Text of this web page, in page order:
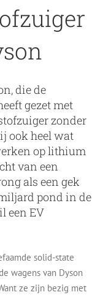
die de
gezet met
zonder
ook heel wat
op lithium
van een
als een gek
pond in de
een EV
solid-state
wagens van Dyson
ze zijn bezig met